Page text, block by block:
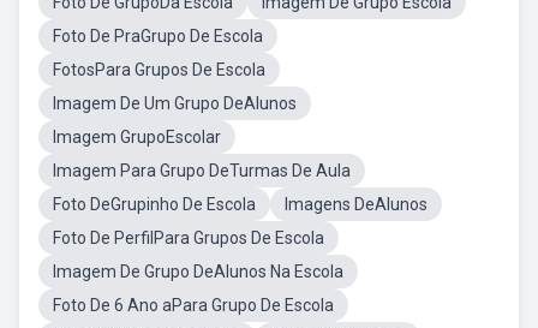
Foto De PraGrupo De Escola
FotosPara Grupos De Escola
Imagem De Um Grupo DeAlunos
Imagem GrupoEscolar
Imagem Para Grupo DeTurmas De Aula
Foto DeGrupinho De Escola
Imagens DeAlunos
Foto De PerfilPara Grupos De Escola
Imagem De Grupo DeAlunos Na Escola
Foto De 6 Ano aPara Grupo De Escola